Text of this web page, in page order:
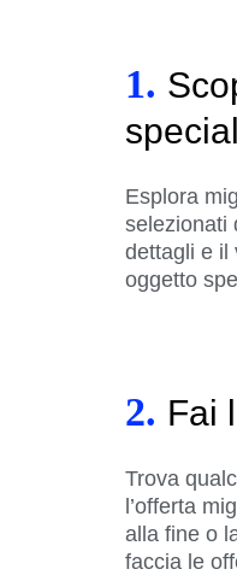
1.
Esplora
selezionati
dettagli e il
oggetto
2. Fai
Trova
l’offerta
alla fine o
faccia le